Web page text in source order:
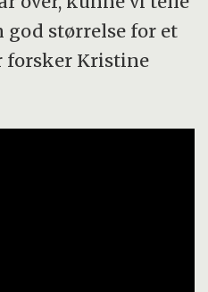
god størrelse for et
Kristine